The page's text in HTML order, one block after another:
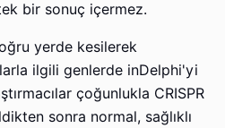
bir sonuç içermez.
yerde kesilerek
ilgili genlerde inDelphi'yi
çoğunlukla CRISPR
sonra normal, sağlıklı